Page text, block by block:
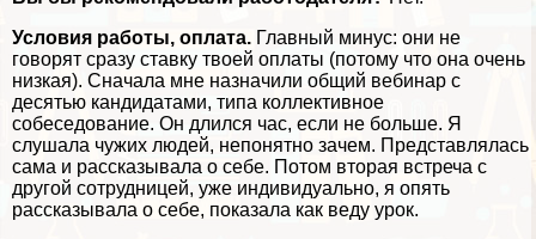
Условия работы, оплата. Главный минус: они не
говорят сразу ставку твоей оплаты (потому что она очень
низкая). Сначала мне назначили общий вебинар с
десятью кандидатами, типа коллективное
собеседование. Он длился час, если не больше. Я
слушала чужих людей, непонятно зачем. Представлялась
сама и рассказывала о себе. Потом вторая встреча с
другой сотрудницей, уже индивидуально, я опять
рассказывала о себе, показала как веду урок.